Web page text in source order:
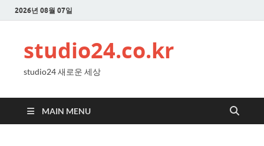
2026년 08월 07일
studio24.co.kr
studio24 새로운 세상
MAIN MENU